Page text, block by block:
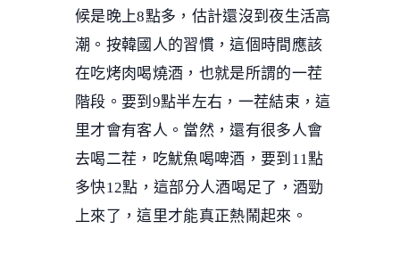
候是晚上8點多，估計還沒到夜生活高
潮。按韓國人的習慣，這個時間應該
在吃烤肉喝燒酒，也就是所謂的一茬
階段。要到9點半左右，一茬結束，這
里才會有客人。當然，還有很多人會
去喝二茬，吃魷魚喝啤酒，要到11點
多快12點，這部分人酒喝足了，酒勁
上來了，這里才能真正熱鬧起來。